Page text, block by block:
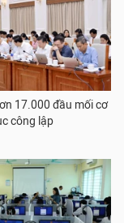
17.000 đầu mối cơ
công lập